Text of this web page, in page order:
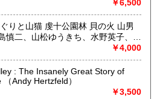
鉄 御堂筋線)
車、南出口千里山方面から南へ
月30日午後5時まで年始1月4日よ
￥6,500
りと山猫 虔十公園林 貝の火 山男
￥4,000
: The Insanely Great Story of
How the Mac Was Made （Andy Hertzfeld）
￥3,500